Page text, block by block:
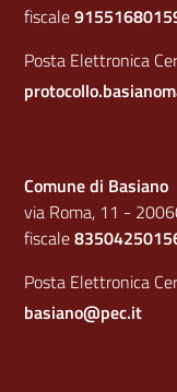
fiscale
Posta Elettronica
Comune di Basiano
via Roma, 11 -
fiscale
Posta Elettronica
basiano@pec.it